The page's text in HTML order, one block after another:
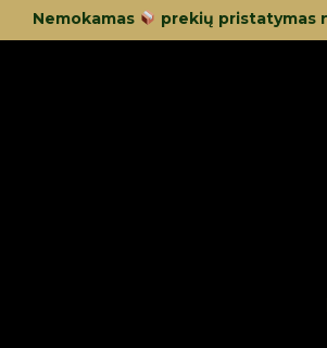
Nemokamas prekių pristatymas